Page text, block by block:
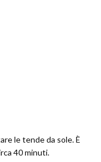
le tende da sole. È
40 minuti.